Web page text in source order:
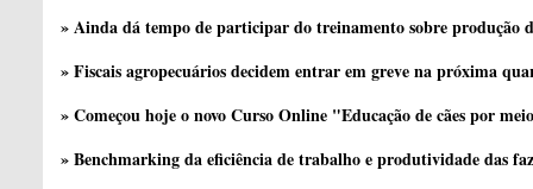
» Ainda dá tempo de participar do treinamento sobre produção
» Fiscais agropecuários decidem entrar em greve na próxima
» Começou hoje o novo Curso Online "Educação de cães por
» Benchmarking da eficiência de trabalho e produtividade das